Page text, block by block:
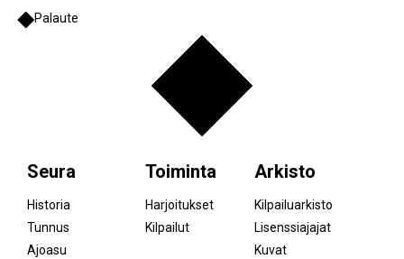
Palaute
Seura
Historia
Tunnus
Ajoasu
Toiminta
Harjoitukset
Kilpailut
Arkisto
Kilpailuarkisto
Lisenssiajajat
Kuvat